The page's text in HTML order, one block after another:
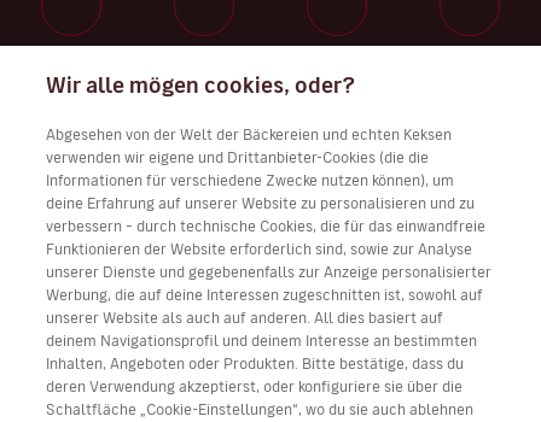
Arbeiten Sie bei uns
Laden Sie Volotea app für iOS und Android herunter
Wir alle mögen cookies, oder?
Abgesehen von der Welt der Bäckereien und echten Keksen
verwenden wir eigene und Drittanbieter-Cookies (die die
Informationen für verschiedene Zwecke nutzen können), um
deine Erfahrung auf unserer Website zu personalisieren und zu
verbessern – durch technische Cookies, die für das einwandfreie
Funktionieren der Website erforderlich sind, sowie zur Analyse
unserer Dienste und gegebenenfalls zur Anzeige personalisierter
Werbung, die auf deine Interessen zugeschnitten ist, sowohl auf
unserer Website als auch auf anderen. All dies basiert auf
deinem Navigationsprofil und deinem Interesse an bestimmten
Inhalten, Angeboten oder Produkten. Bitte bestätige, dass du
deren Verwendung akzeptierst, oder konfiguriere sie über die
Schaltfläche „Cookie-Einstellungen“, wo du sie auch ablehnen